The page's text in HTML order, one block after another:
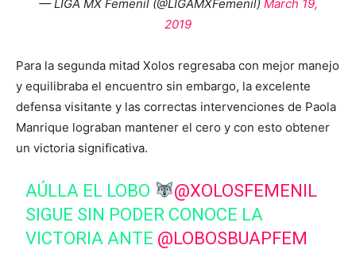
— LIGA MX Femenil (@LIGAMXFemenil) March 19,
2019
Para la segunda mitad Xolos regresaba con mejor manejo
y equilibraba el encuentro sin embargo, la excelente
defensa visitante y las correctas intervenciones de Paola
Manrique lograban mantener el cero y con esto obtener
un victoria significativa.
AÚLLA EL LOBO
@XOLOSFEMENIL
SIGUE SIN PODER CONOCE LA
VICTORIA ANTE @LOBOSBUAPFEM